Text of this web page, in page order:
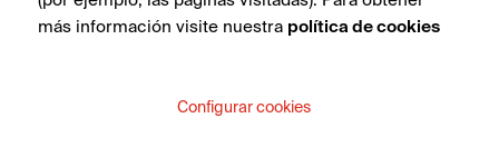
más información visite nuestra política de cookies
Configurar cookies